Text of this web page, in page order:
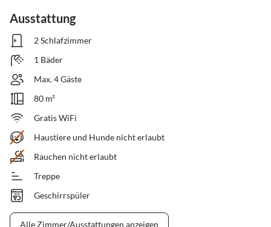
Ausstattung
2 Schlafzimmer
1 Bäder
Max. 4 Gäste
80 m²
Gratis WiFi
Haustiere und Hunde nicht erlaubt
Rauchen nicht erlaubt
Treppe
Geschirrspüler
Alle Zimmer/Ausstattungen anzeigen